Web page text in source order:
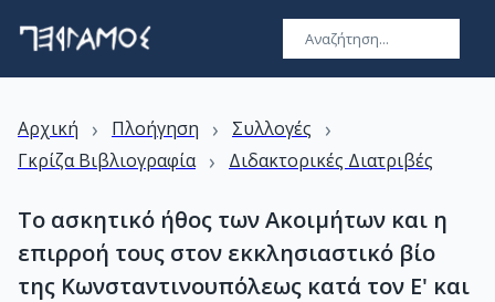
Αρχική › Πλοήγηση › Συλλογές ›
Γκρίζα Βιβλιογραφία › Διδακτορικές Διατριβές
Το ασκητικό ήθος των Ακοιμήτων και η
επιρροή τους στον εκκλησιαστικό βίο
της Κωνσταντινουπόλεως κατά τον Ε' και